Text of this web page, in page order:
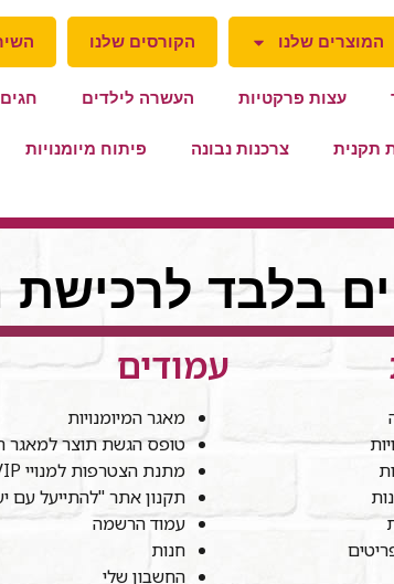
המוצרים שלנו הקורסים שלנו
עצות פרקטיות העשרה לילדים
תקנית צרכנות נבונה פיתוח מיומנויות
בלבד לרכישת
עמודים
מאגר המיומנויות
טופס הגשת תוצר למאגר
מתנת הצטרפות למנויי VIP
תקנון אתר "להתייעל עם
עמוד הרשמה
חנות
החשבון שלי